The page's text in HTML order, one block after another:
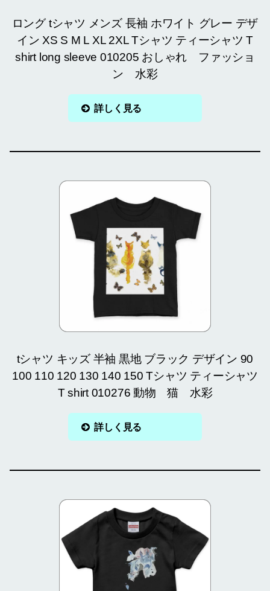
ロング tシャツ メンズ 長袖 ホワイト グレー デザ
イン XS S M L XL 2XL Tシャツ ティーシャツ T
shirt long sleeve 010205 おしゃれ ファッショ
ン 水彩
詳しく見る
tシャツ キッズ 半袖 黒地 ブラック デザイン 90
100 110 120 130 140 150 Tシャツ ティーシャツ
T shirt 010276 動物 猫 水彩
詳しく見る